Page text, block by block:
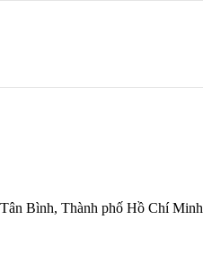
Bình, Thành phố Hồ Chí Minh